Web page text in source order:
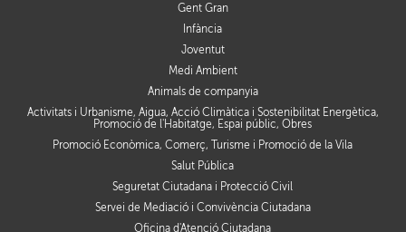
Gent Gran
Infància
Joventut
Medi Ambient
Animals de companyia
Activitats i Urbanisme, Aigua, Acció Climàtica i Sostenibilitat Energètica,
Promoció de l'Habitatge, Espai públic, Obres
Promoció Econòmica, Comerç, Turisme i Promoció de la Vila
Salut Pública
Seguretat Ciutadana i Protecció Civil
Servei de Mediació i Convivència Ciutadana
Oficina d'Atenció Ciutadana